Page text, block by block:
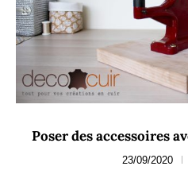
Poser des accessoires
23/09/2020